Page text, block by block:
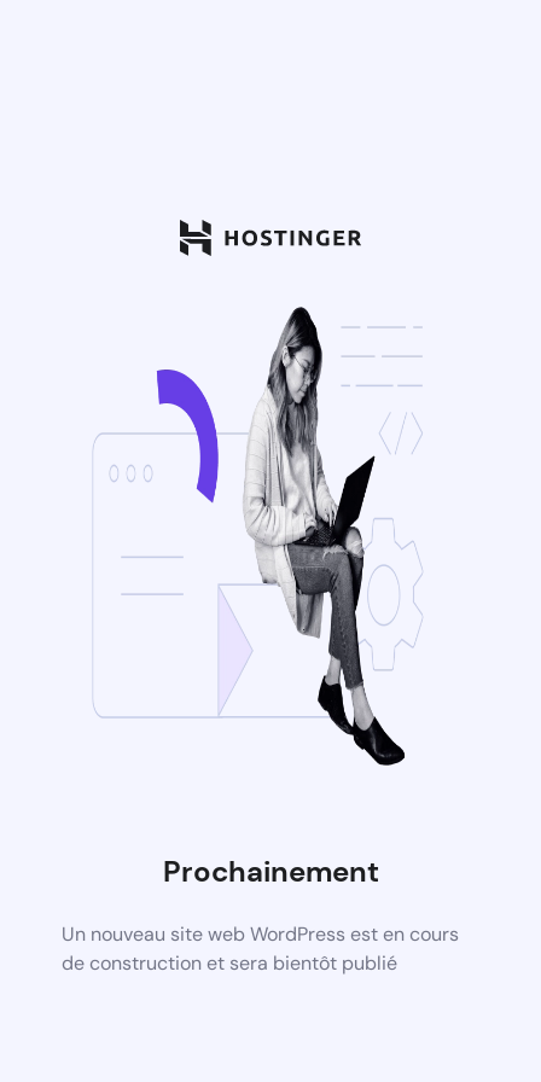
Prochainement
Un nouveau site web WordPress est en cours
de construction et sera bientôt publié